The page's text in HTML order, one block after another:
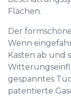
Flächen.
Der
Wenn
Kasten ab und
gespanntes
patentierte